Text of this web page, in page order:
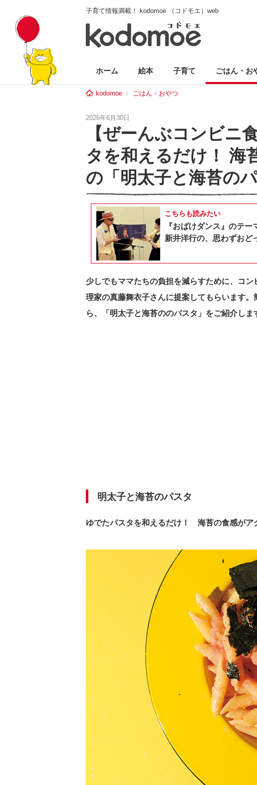
子育て情報満載！ kodomoe （コドモエ）web
ホーム 絵本 子育て ごはん・お
kodomoe ごはん・おやつ
2026年6月30日
【ぜーんぶコンビニ
タを和えるだけ！ 海
の「明太子と海苔の
こちらも読みたい
『おばけダンス』のテ
新井洋行の、思わずおど
少しでもママたちの負担を減らすために、コ
理家の真藤舞衣子さんに提案してもらいます
ら、「明太子と海苔ののパスタ」をご紹介しま
明太子と海苔のパスタ
ゆでたパスタを和えるだけ！ 海苔の食感がア